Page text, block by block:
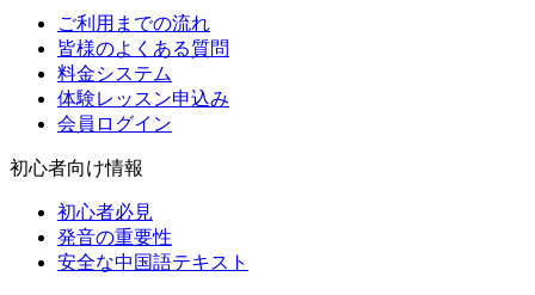
ご利用までの流れ
皆様のよくある質問
料金システム
体験レッスン申込み
会員ログイン
初心者向け情報
初心者必見
発音の重要性
安全な中国語テキスト